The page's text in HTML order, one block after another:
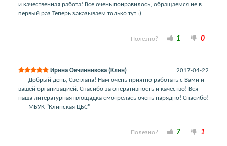
и качественная работа! Все очень понравилось, обращаемся не в
первый раз Теперь заказываем только тут :)
Полезно? 1 0
Ирина Овчинникова (Клин)
2017-04-22
Добрый день, Светлана! Нам очень приятно работать с Вами и
вашей организацией. Спасибо за оперативность и качество! Вся
наша литературная площадка смотрелась очень нарядно! Спасибо!
МБУК "Клинская ЦБС"
Полезно? 7 1